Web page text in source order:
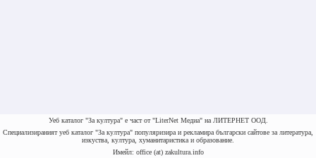
Уеб каталог "За култура" е част от "LiterNet Медиа" на ЛИТЕРНЕТ ООД.
Специализираният уеб каталог "За култура" популяризира и рекламира български сайтове за литература,
изкуства, култура, хуманитаристика и образование.
Имейл: office (at) zakultura.info